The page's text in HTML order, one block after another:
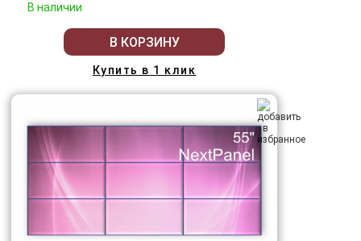
В наличии
В КОРЗИНУ
Купить в 1 клик